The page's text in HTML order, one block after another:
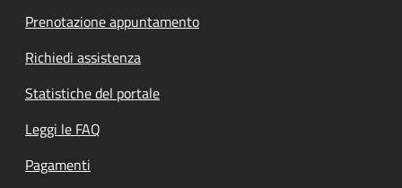
Prenotazione appuntamento
Richiedi assistenza
Statistiche del portale
Leggi le FAQ
Pagamenti